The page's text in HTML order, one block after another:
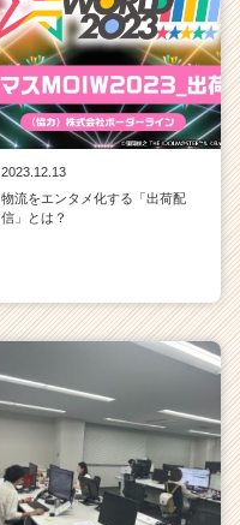
2023.12.13
物流をエンタメ化する「出荷配
信」とは？